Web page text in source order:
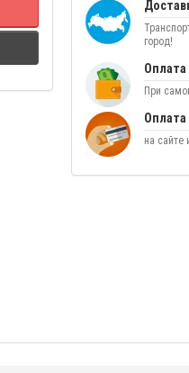
город!
При
Оплата
на сайте